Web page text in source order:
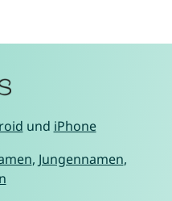
und iPhone
, Jungennamen,